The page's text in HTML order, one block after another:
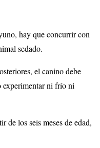
hay que concurrir con
sedado.
el canino debe
experimentar ni frío ni
de los seis meses de edad,